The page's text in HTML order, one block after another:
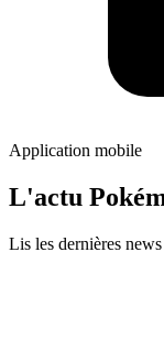
Application mobile
L'actu
Lis les dernières